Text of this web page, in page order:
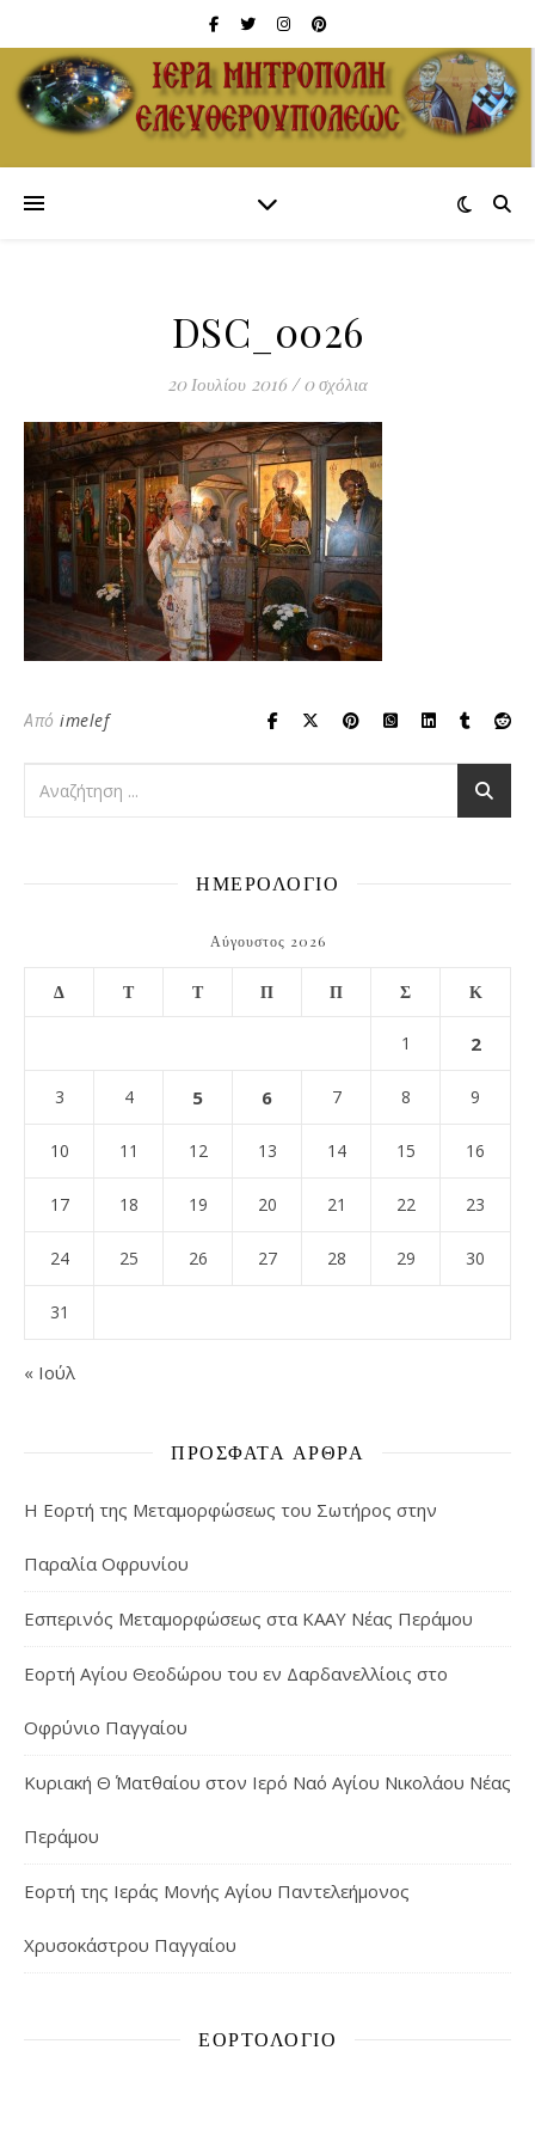
DSC_0026
20 Ιουλίου 2016 / 0 σχόλια
Από imelef
ΗΜΕΡΟΛΟΓΙΟ
Αύγουστος 2026
Δ Τ Τ Π Π Σ Κ
1 2
3 4 5 6 7 8 9
10 11 12 13 14 15 16
17 18 19 20 21 22 23
24 25 26 27 28 29 30
31
« Ιούλ
ΠΡΌΣΦΑΤΑ ΆΡΘΡΑ
Η Εορτή της Μεταμορφώσεως του Σωτήρος στην
Παραλία Οφρυνίου
Εσπερινός Μεταμορφώσεως στα ΚΑΑΥ Νέας Περάμου
Εορτή Αγίου Θεοδώρου του εν Δαρδανελλίοις στο
Οφρύνιο Παγγαίου
Κυριακή Θ΄ Ματθαίου στον Ιερό Ναό Αγίου Νικολάου Νέας
Περάμου
Εορτή της Ιεράς Μονής Αγίου Παντελεήμονος
Χρυσοκάστρου Παγγαίου
ΕΟΡΤΟΛΌΓΙΟ